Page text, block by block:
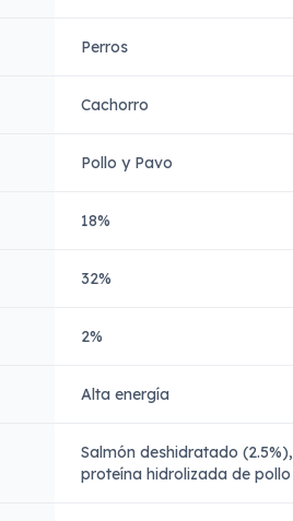
Perros
Cachorro
Pollo y Pavo
18%
32%
2%
Alta energía
Salmón deshidratado (2.5%),
proteína hidrolizada de pollo